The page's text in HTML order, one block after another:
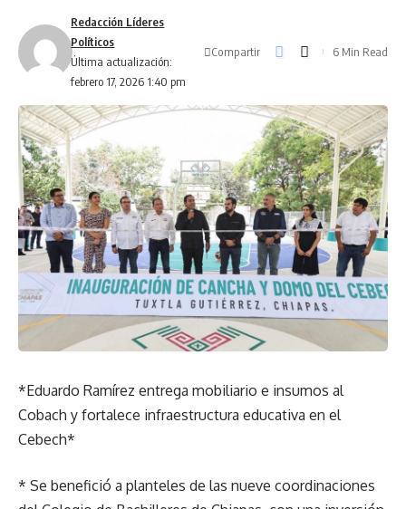
Última actualización:
febrero 17, 2026 1:40 pm
Redacción Líderes
Políticos
Compartir 6 Min Read
*Eduardo Ramírez entrega mobiliario e insumos al
Cobach y fortalece infraestructura educativa en el
Cebech*
* Se benefició a planteles de las nueve coordinaciones